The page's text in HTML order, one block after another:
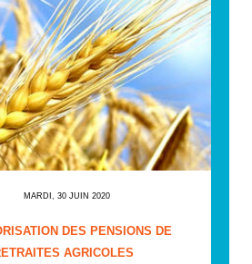
MARDI, 30 JUIN 2020
DES PENSIONS DE
AGRICOLES